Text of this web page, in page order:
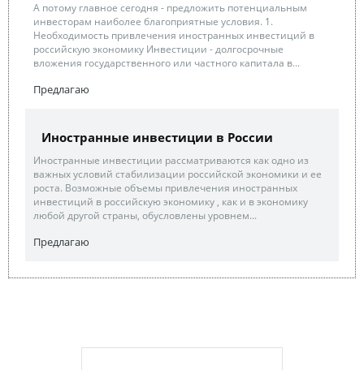
А потому главное сегодня - предложить потенциальным
инвесторам наиболее благоприятные условия. 1.
Необходимость привлечения иностранных инвестиций в
российскую экономику Инвестиции - долгосрочные
вложения государственного или частного капитала в...
Предлагаю
Иностранные инвестиции в России
Иностранные инвестиции рассматриваются как одно из
важных условий стабилизации российской экономики и ее
роста. Возможные объемы привлечения иностранных
инвестиций в российскую экономику , как и в экономику
любой другой страны, обусловлены уровнем...
Предлагаю